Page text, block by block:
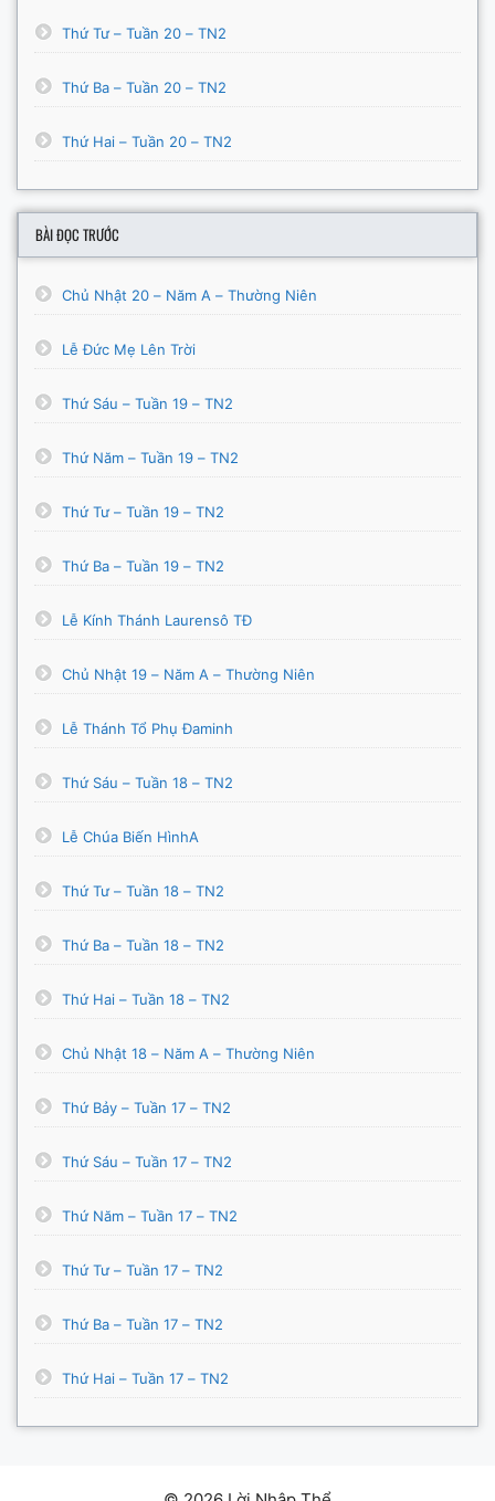
Thứ Tư – Tuần 20 – TN2
Thứ Ba – Tuần 20 – TN2
Thứ Hai – Tuần 20 – TN2
BÀI ĐỌC TRƯỚC
Chủ Nhật 20 – Năm A – Thường Niên
Lễ Đức Mẹ Lên Trời
Thứ Sáu – Tuần 19 – TN2
Thứ Năm – Tuần 19 – TN2
Thứ Tư – Tuần 19 – TN2
Thứ Ba – Tuần 19 – TN2
Lễ Kính Thánh Laurensô TĐ
Chủ Nhật 19 – Năm A – Thường Niên
Lễ Thánh Tổ Phụ Đaminh
Thứ Sáu – Tuần 18 – TN2
Lễ Chúa Biến HìnhA
Thứ Tư – Tuần 18 – TN2
Thứ Ba – Tuần 18 – TN2
Thứ Hai – Tuần 18 – TN2
Chủ Nhật 18 – Năm A – Thường Niên
Thứ Bảy – Tuần 17 – TN2
Thứ Sáu – Tuần 17 – TN2
Thứ Năm – Tuần 17 – TN2
Thứ Tư – Tuần 17 – TN2
Thứ Ba – Tuần 17 – TN2
Thứ Hai – Tuần 17 – TN2